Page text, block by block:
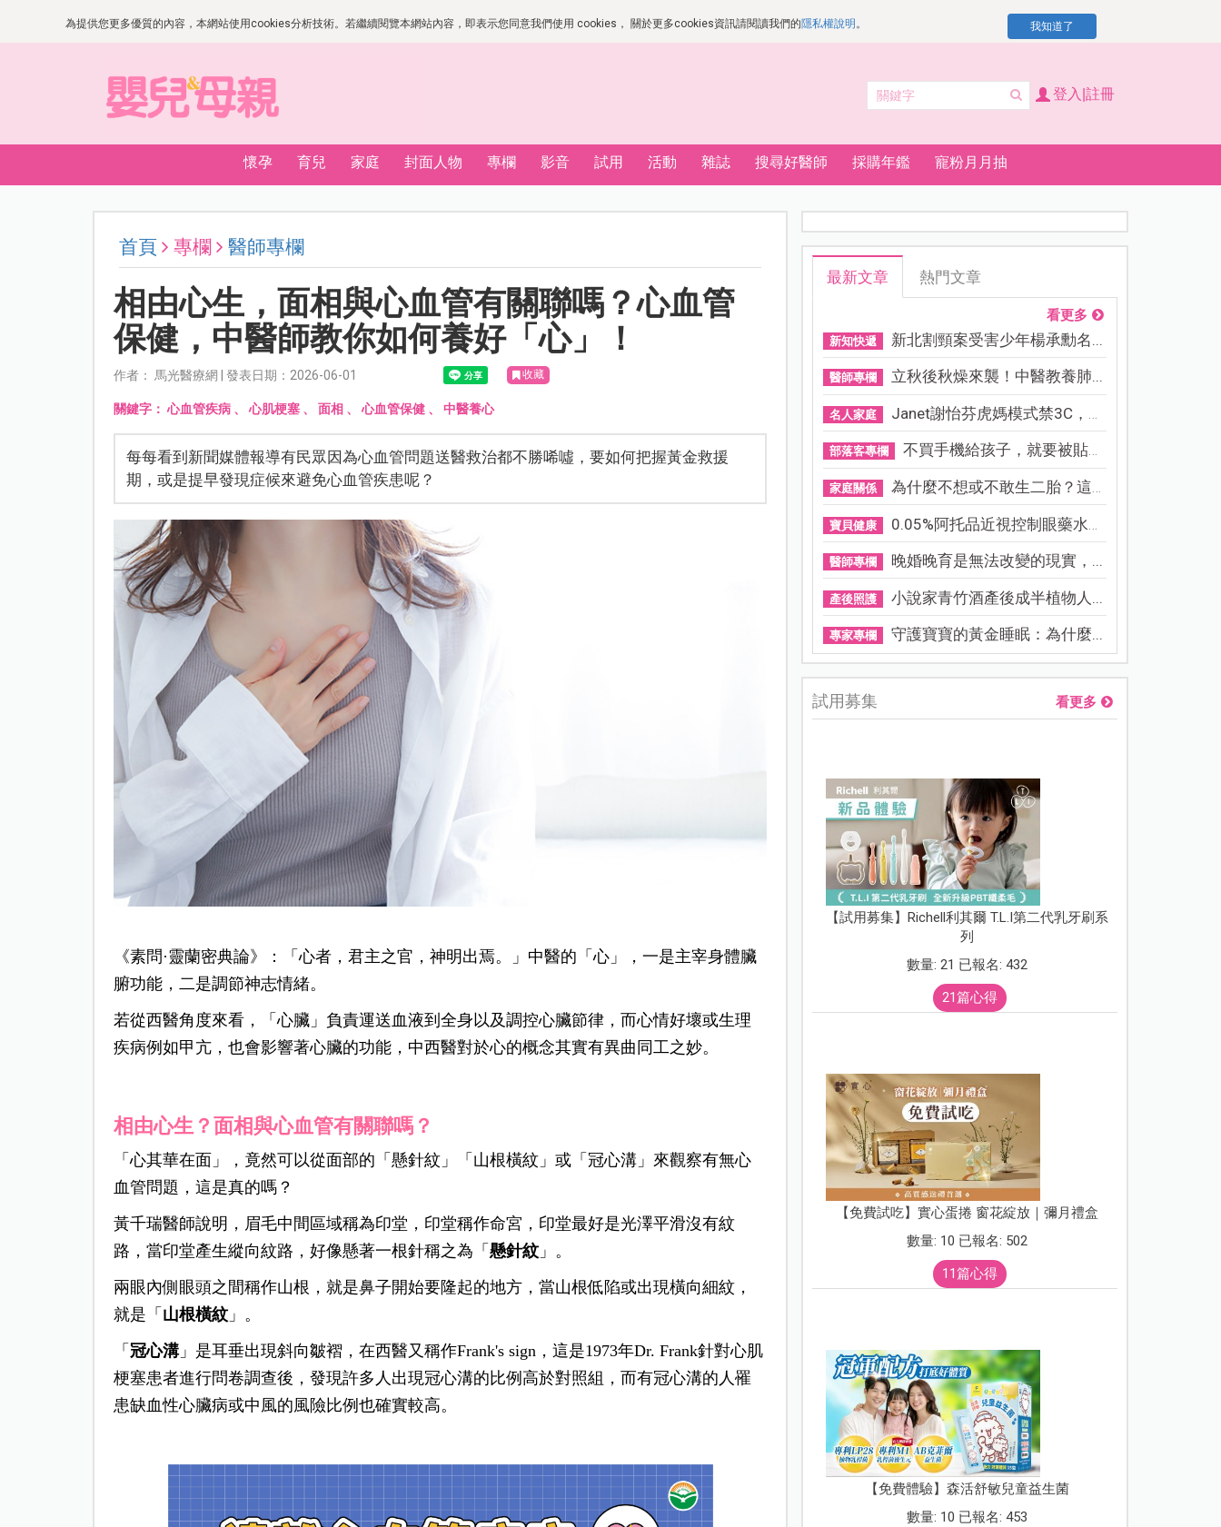
為提供您更多優質的內容，本網站使用cookies分析技術。若繼續閱覽本網站內容，即表示您同意我們使用 cookies， 關於更多cookies資訊請閱讀我們的隱私權說明 。 我知道了
登入|註冊
懷孕 育兒 家庭 封面人物 專欄 影音 試用 活動 雜誌 搜尋好醫師 採購年鑑 寵粉月月抽
首頁 專欄 醫師專欄
相由心生，面相與心血管有關聯嗎？心血管
保健，中醫師教你如何養好「心」！
作者： 馬光醫療網 | 發表日期：2026-06-01 收藏
關鍵字： 心血管疾病、 心肌梗塞、 面相 、 心血管保健、 中醫養心
每每看到新聞媒體報導有民眾因為心血管問題送醫救治都不勝唏噓，要如何把握黃金救援
期，或是提早發現症候來避免心血管疾患呢？
《素問·靈蘭密典論》：「心者，君主之官，神明出焉。」中醫的「心」，一是主宰身體臟
腑功能，二是調節神志情緒。
若從西醫角度來看，「心臟」負責運送血液到全身以及調控心臟節律，而心情好壞或生理
疾病例如甲亢，也會影響著心臟的功能，中西醫對於心的概念其實有異曲同工之妙。
相由心生？面相與心血管有關聯嗎？
「心其華在面」，竟然可以從面部的「懸針紋」「山根橫紋」或「冠心溝」來觀察有無心
血管問題，這是真的嗎？
黃千瑞醫師說明，眉毛中間區域稱為印堂，印堂稱作命宮，印堂最好是光澤平滑沒有紋
路，當印堂產生縱向紋路，好像懸著一根針稱之為「 懸針紋」。
兩眼內側眼頭之間稱作山根，就是鼻子開始要隆起的地方，當山根低陷或出現橫向細紋，
就是「 山根橫紋」。
「 冠心溝」是耳垂出現斜向皺褶，在西醫又稱作Frank's sign，這是1973年Dr. Frank針對心肌
梗塞患者進行問卷調查後，發現許多人出現冠心溝的比例高於對照組，而有冠心溝的人罹
患缺血性心臟病或中風的風險比例也確實較高。
最新文章 熱門文章
看更多
新知快遞 新北割頸案受害少年楊承勳名...
醫師專欄 立秋後秋燥來襲！中醫教養肺...
名人家庭 Janet謝怡芬虎媽模式禁3C，看...
部落客專欄 不買手機給孩子，就要被貼「...
家庭關係 為什麼不想或不敢生二胎？這8...
寶貝健康 0.05%阿托品近視控制眼藥水納...
醫師專欄 晚婚晚育是無法改變的現實，...
產後照護 小說家青竹酒產後成半植物人...
專家專欄 守護寶寶的黃金睡眠：為什麼...
試用募集 看更多
【試用募集】Richell利其爾 T.L.I第二代乳牙刷系
列
數量: 21 已報名: 432
21篇心得
【免費試吃】實心蛋捲 窗花綻放｜彌月禮盒
數量: 10 已報名: 502
11篇心得
【免費體驗】森活舒敏兒童益生菌
數量: 10 已報名: 453